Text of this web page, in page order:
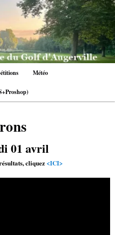
Météo
01 avril
cliquez<ICI>